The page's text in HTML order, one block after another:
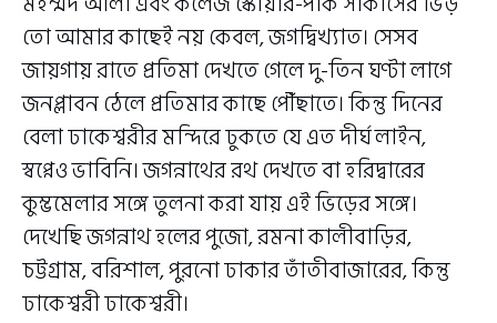
তো আমার কাছেই নয় কেবল, জগদ্বিখ্যাত। সেসব
জায়গায় রাতে প্রতিমা দেখতে গেলে দু-তিন ঘণ্টা লাগে
জনপ্লাবন ঠেলে প্রতিমার কাছে পৌঁছাতে। কিন্তু দিনের
বেলা ঢাকেশ্বরীর মন্দিরে ঢুকতে যে এত দীর্ঘ লাইন,
স্বপ্নেও ভাবিনি। জগন্নাথের রথ দেখতে বা হরিদ্বারের
কুম্ভমেলার সঙ্গে তুলনা করা যায় এই ভিড়ের সঙ্গে।
দেখেছি জগন্নাথ হলের পুজো, রমনা কালীবাড়ির,
চট্টগ্রাম, বরিশাল, পুরনো ঢাকার তাঁতীবাজারের, কিন্তু
ঢাকেশ্বরী ঢাকেশ্বরী।